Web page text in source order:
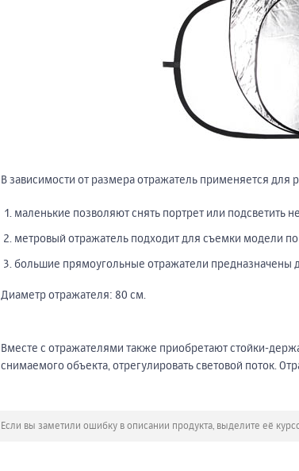
В зависимости от размера отражатель применяется для
маленькие позволяют снять портрет или подсветить
метровый отражатель подходит для съемки модели
большие прямоугольные отражатели предназначены
Диаметр отражателя: 80 см.
Вместе с отражателями также приобретают стойки-
снимаемого объекта, отрегулировать световой поток.
Если вы заметили ошибку в описании продукта, выделите её